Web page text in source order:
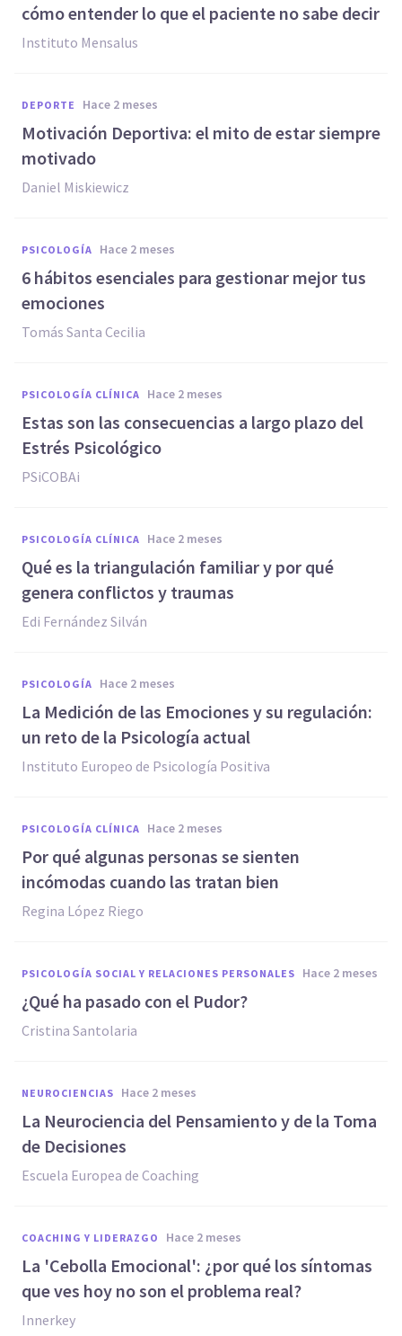
cómo entender lo que el paciente no sabe decir
Instituto Mensalus
DEPORTE hace 2 meses
Motivación Deportiva: el mito de estar siempre
motivado
Daniel Miskiewicz
PSICOLOGÍA hace 2 meses
6 hábitos esenciales para gestionar mejor tus
emociones
Tomás Santa Cecilia
PSICOLOGÍA CLÍNICA hace 2 meses
Estas son las consecuencias a largo plazo del
Estrés Psicológico
PSiCOBAi
PSICOLOGÍA CLÍNICA hace 2 meses
Qué es la triangulación familiar y por qué
genera conflictos y traumas
Edi Fernández Silván
PSICOLOGÍA hace 2 meses
La Medición de las Emociones y su regulación:
un reto de la Psicología actual
Instituto Europeo de Psicología Positiva
PSICOLOGÍA CLÍNICA hace 2 meses
Por qué algunas personas se sienten
incómodas cuando las tratan bien
Regina López Riego
PSICOLOGÍA SOCIAL Y RELACIONES PERSONALES hace 2 meses
¿Qué ha pasado con el Pudor?
Cristina Santolaria
NEUROCIENCIAS hace 2 meses
La Neurociencia del Pensamiento y de la Toma
de Decisiones
Escuela Europea de Coaching
COACHING Y LIDERAZGO hace 2 meses
La 'Cebolla Emocional': ¿por qué los síntomas
que ves hoy no son el problema real?
Innerkey